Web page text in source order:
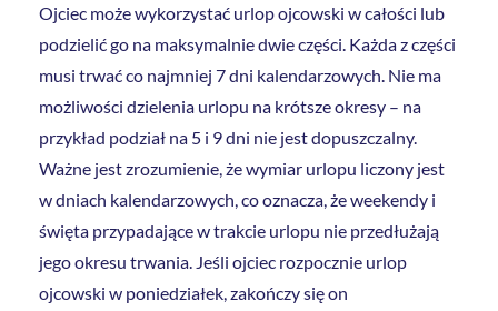
Ojciec może wykorzystać urlop ojcowski w całości lub
podzielić go na maksymalnie dwie części. Każda z części
musi trwać co najmniej 7 dni kalendarzowych. Nie ma
możliwości dzielenia urlopu na krótsze okresy – na
przykład podział na 5 i 9 dni nie jest dopuszczalny.
Ważne jest zrozumienie, że wymiar urlopu liczony jest
w dniach kalendarzowych, co oznacza, że weekendy i
święta przypadające w trakcie urlopu nie przedłużają
jego okresu trwania. Jeśli ojciec rozpocznie urlop
ojcowski w poniedziałek, zakończy się on